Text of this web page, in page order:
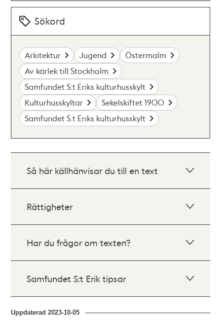
Sökord
Arkitektur Jugend
Östermalm
Av kärlek till Stockholm
Samfundet S:t Eriks kulturhusskylt
Kulturhusskyltar
Sekelskiftet 1900
Samfundet S.t Eriks kulturhusskylt
Så här källhänvisar du till en text
Rättigheter
Har du frågor om texten?
Samfundet S:t Erik tipsar
Uppdaterad2023-10-05